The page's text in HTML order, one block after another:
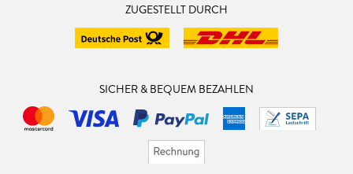
ZUGESTELLT DURCH
SICHER & BEQUEM BEZAHLEN